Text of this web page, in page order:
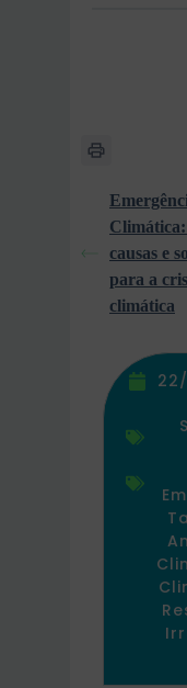
causas e
para a
climática